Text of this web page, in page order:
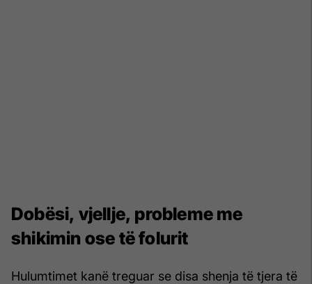
Dobësi, vjellje, probleme me
shikimin ose të folurit
Hulumtimet kanë treguar se disa shenja të tjera të